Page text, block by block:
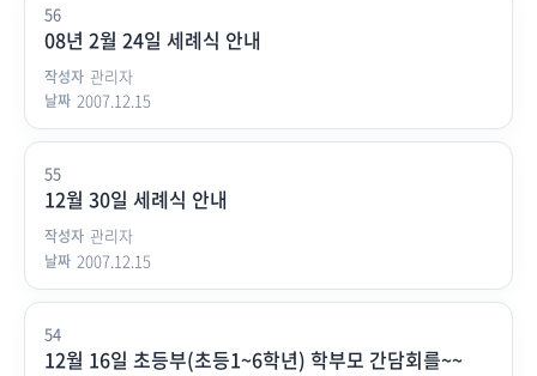
56
08년 2월 24일 세례식 안내
관리자
2007.12.15
55
12월 30일 세례식 안내
관리자
2007.12.15
54
12월 16일 초등부(초등1~6학년) 학부모 간담회를~~